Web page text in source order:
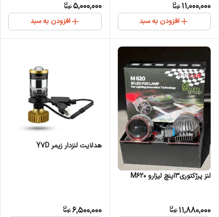
11,000,000
افزودن به سبد
5,000,000
افزودن به سبد
لنز پرژکتوری3اینچ لیزارو M620
11,880,000
هدلایت لنزدار زیمر Y7D
6,500,000